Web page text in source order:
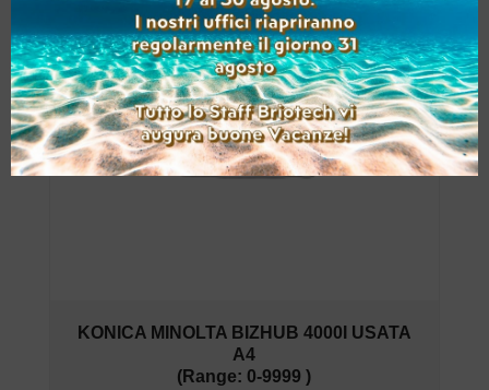
KONICA MINOLTA BIZHUB 4000I USATA
A4
(Range: 0-9999 )